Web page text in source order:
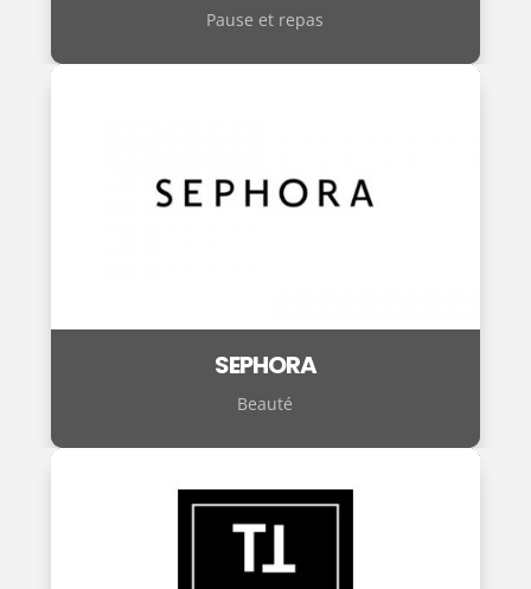
Pause et repas
SEPHORA
Beauté